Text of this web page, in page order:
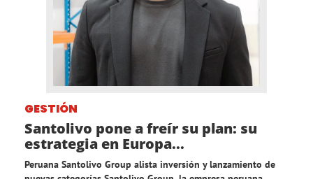
GESTIÓN
Santolivo pone a freír su plan: su
estrategia en Europa...
Peruana Santolivo Group alista inversión y lanzamiento de